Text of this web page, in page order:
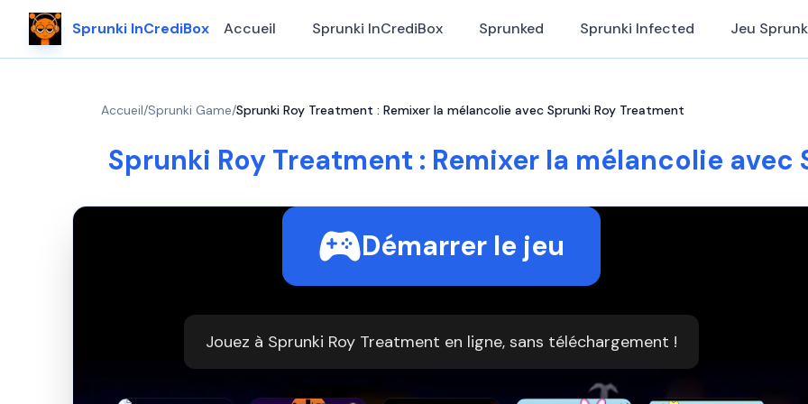
Sprunki InCrediBox Accueil Sprunki InCrediBox Sprunked Sprunki Infected Jeu
Accueil/Sprunki Game/Sprunki Roy Treatment : Remixer la mélancolie avec Sprunki Roy Treatment
Sprunki Roy Treatment : Remixer la mélancolie avec
Démarrer le jeu
Jouez à Sprunki Roy Treatment en ligne, sans téléchargement !